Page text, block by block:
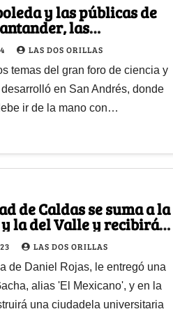
y las públicas de
las
más le apuestan a
LAS DOS ORILLAS
temas del gran foro de ciencia y
en San Andrés, donde
ir de la mano con…
de Caldas se suma a la
la del Valle y recibirá
LAS DOS ORILLAS
de Daniel Rojas, le entregó una
alias 'El Mexicano', y en la
una ciudadela universitaria